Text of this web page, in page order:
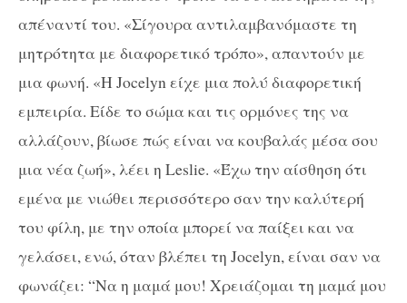
απέναντί του. «Σίγουρα αντιλαμβανόμαστε τη
μητρότητα με διαφορετικό τρόπο», απαντούν με
μια φωνή. «Η Jocelyn είχε μια πολύ διαφορετική
εμπειρία. Είδε το σώμα και τις ορμόνες της να
αλλάζουν, βίωσε πώς είναι να κουβαλάς μέσα σου
μια νέα ζωή», λέει η Leslie. «Έχω την αίσθηση ότι
εμένα με νιώθει περισσότερο σαν την καλύτερή
του φίλη, με την οποία μπορεί να παίξει και να
γελάσει, ενώ, όταν βλέπει τη Jocelyn, είναι σαν να
φωνάζει: “Να η μαμά μου! Χρειάζομαι τη μαμά μου